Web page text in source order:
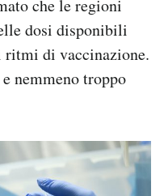
che le regioni
dosi disponibili
ritmi di vaccinazione.
nemmeno troppo